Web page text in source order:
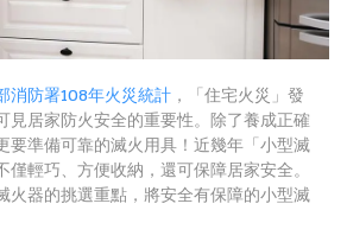
消防署108年火災統計 ，「住宅火災」發
見居家防火安全的重要性。除了養成正確
要準備可靠的滅火用具！近幾年「小型滅
輕巧、方便收納，還可保障居家安全。
火器的挑選重點，將安全有保障的小型滅